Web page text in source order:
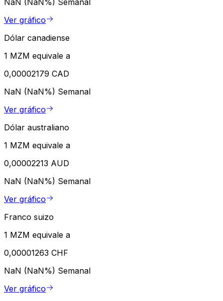
NaN (NaN%) Semanal
Ver gráfico
Dólar canadiense
1 MZM equivale a
0,00002179 CAD
NaN (NaN%) Semanal
Ver gráfico
Dólar australiano
1 MZM equivale a
0,00002213 AUD
NaN (NaN%) Semanal
Ver gráfico
Franco suizo
1 MZM equivale a
0,00001263 CHF
NaN (NaN%) Semanal
Ver gráfico